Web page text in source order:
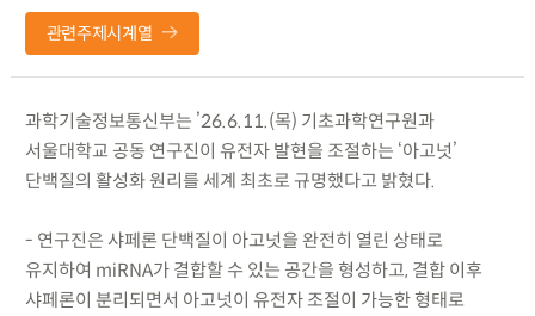
관련주제시계열
과학기술정보통신부는 ’26.6.11.(목) 기초과학연구원과
서울대학교 공동 연구진이 유전자 발현을 조절하는 ‘아고넛’
단백질의 활성화 원리를 세계 최초로 규명했다고 밝혔다.
- 연구진은 샤페론 단백질이 아고넛을 완전히 열린 상태로
유지하여 miRNA가 결합할 수 있는 공간을 형성하고, 결합 이후
샤페론이 분리되면서 아고넛이 유전자 조절이 가능한 형태로